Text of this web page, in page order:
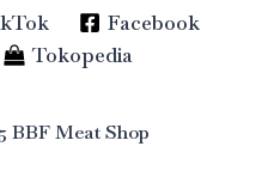
Facebook
Tokopedia
BBF Meat Shop